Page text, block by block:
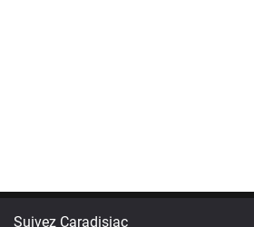
Suivez Caradisiac